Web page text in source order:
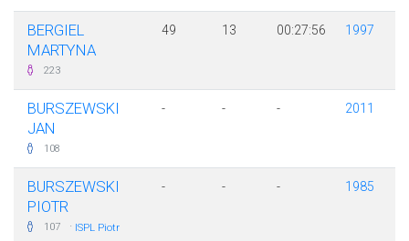
BERGIEL
MARTYNA
223
49 13 00:27:56 1997
BURSZEWSKI
JAN
108
- - - 2011
BURSZEWSKI
PIOTR
107 · ISPL Piotr
- - - 1985